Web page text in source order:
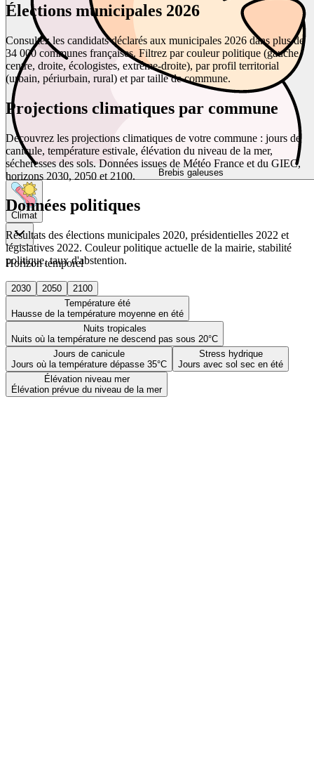
Brebis galeuses
Climat
Horizon temporel
2030 2050
2100
Température été
Hausse de la température moyenne en été
Nuits tropicales
Nuits où la température ne descend pas sous 20°C
Jours de canicule
Jours où la température dépasse 35°C
Stress hydrique
Jours avec sol sec en été
Élévation niveau mer
Élévation prévue du niveau de la mer
Élections municipales 2026
Consultez les candidats déclarés aux municipales 2026 dans plus de
34 000 communes françaises. Filtrez par couleur politique (gauche,
centre, droite, écologistes, extrême-droite), par profil territorial
(urbain, périurbain, rural) et par taille de commune.
Projections climatiques par commune
Découvrez les projections climatiques de votre commune : jours de
canicule, température estivale, élévation du niveau de la mer,
sécheresses des sols. Données issues de Météo France et du GIEC,
horizons 2030, 2050 et 2100.
Données politiques
Résultats des élections municipales 2020, présidentielles 2022 et
législatives 2022. Couleur politique actuelle de la mairie, stabilité
politique, taux d'abstention.